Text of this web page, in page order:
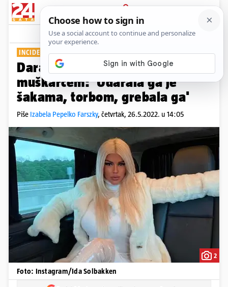
PRIJAVA
Show Komentari
INCIDENT NA AERODROMU
Dara Bubamara se potukla s
muškarcem: 'Udarala ga je
šakama, torbom, grebala ga'
Piše Izabela Pepelko Farszky, četvrtak, 26.5.2022. u 14:05
2
Foto: Instagram/Ida Solbakken